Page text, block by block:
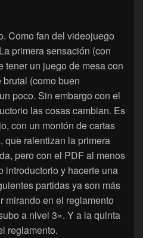
Como fan del videojuego
primera sensación (con
tener un juego de mesa con
(como buen
poco. Sin embargo con el
las cosas cambian. Es
con un montón de cartas
que ralentizan la primera
pero con el PDF al menos
introductorio y hacerte una
partidas ya son más
mirando en el reglamento
a nivel 3». Y a la quinta
reglamento.